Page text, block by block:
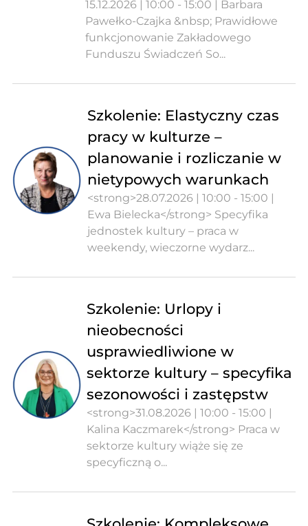
15.12.2026 | 10:00 - 15:00 | Barbara
Pawełko-Czajka &nbsp; Prawidłowe
funkcjonowanie Zakładowego
Funduszu Świadczeń So...
Szkolenie: Elastyczny czas
pracy w kulturze –
planowanie i rozliczanie w
nietypowych warunkach
<strong>28.07.2026 | 10:00 - 15:00 |
Ewa Bielecka</strong> Specyfika
jednostek kultury – praca w
weekendy, wieczorne wydarz...
Szkolenie: Urlopy i
nieobecności
usprawiedliwione w
sektorze kultury – specyfika
sezonowości i zastępstw
<strong>31.08.2026 | 10:00 - 15:00 |
Kalina Kaczmarek</strong> Praca w
sektorze kultury wiąże się ze
specyficzną o...